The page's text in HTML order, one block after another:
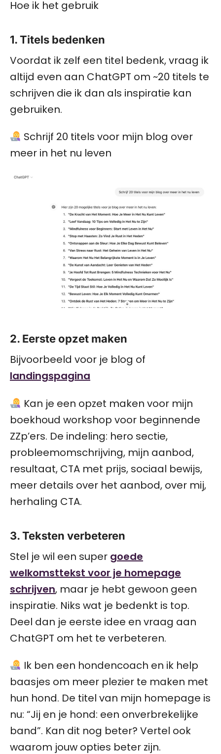
Hoe ik het gebruik
1. Titels bedenken
Voordat ik zelf een titel bedenk, vraag ik
altijd even aan ChatGPT om ~20 titels te
schrijven die ik dan als inspiratie kan
gebruiken.
Schrijf 20 titels voor mijn blog over
meer in het nu leven
2. Eerste opzet maken
Bijvoorbeeld voor je blog of
landingspagina
Kan je een opzet maken voor mijn
boekhoud workshop voor beginnende
ZZp’ers. De indeling: hero sectie,
probleemomschrijving, mijn aanbod,
resultaat, CTA met prijs, sociaal bewijs,
meer details over het aanbod, over mij,
herhaling CTA.
3. Teksten verbeteren
Stel je wil een super goede
welkomsttekst voor je homepage
schrijven, maar je hebt gewoon geen
inspiratie. Niks wat je bedenkt is top.
Deel dan je eerste idee en vraag aan
ChatGPT om het te verbeteren.
Ik ben een hondencoach en ik help
baasjes om meer plezier te maken met
hun hond. De titel van mijn homepage is
nu: “Jij en je hond: een onverbrekelijke
band”. Kan dit nog beter? Vertel ook
waarom jouw opties beter zijn.